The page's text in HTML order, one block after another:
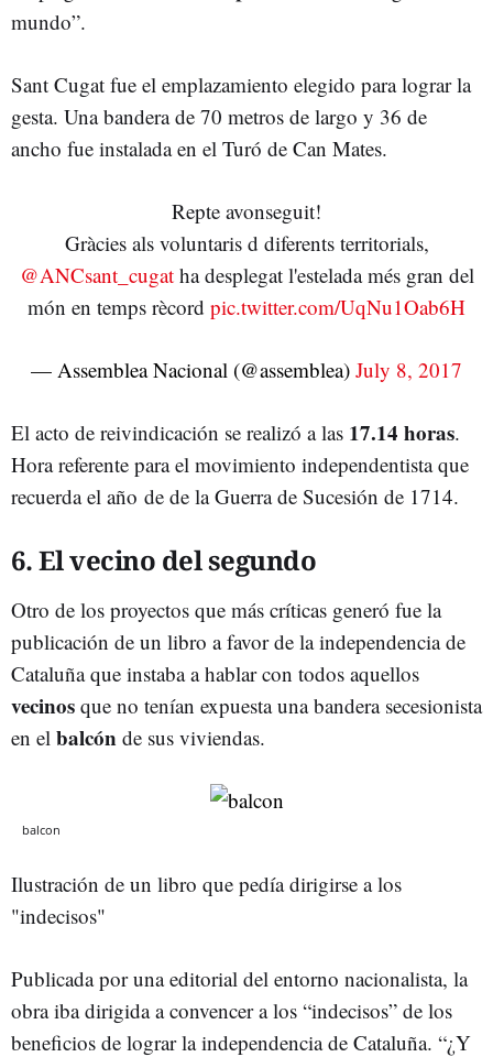
mundo”.
Sant Cugat fue el emplazamiento elegido para lograr la
gesta. Una bandera de 70 metros de largo y 36 de
ancho fue instalada en el Turó de Can Mates.
Repte avonseguit!
Gràcies als voluntaris d diferents territorials,
@ANCsant_cugatha desplegat l'estelada més gran del
món en temps rècord pic.twitter.com/UqNu1Oab6H
— Assemblea Nacional (@assemblea) July 8, 2017
El acto de reivindicación se realizó a las 17.14 horas.
Hora referente para el movimiento independentista que
recuerda el año de de la Guerra de Sucesión de 1714.
6. El vecino del segundo
Otro de los proyectos que más críticas generó fue la
publicación de un libro a favor de la independencia de
Cataluña que instaba a hablar con todos aquellos
vecinos que no tenían expuesta una bandera secesionista
en el balcón de sus viviendas.
balcon
Ilustración de un libro que pedía dirigirse a los
"indecisos"
Publicada por una editorial del entorno nacionalista, la
obra iba dirigida a convencer a los “indecisos” de los
beneficios de lograr la independencia de Cataluña. “¿Y